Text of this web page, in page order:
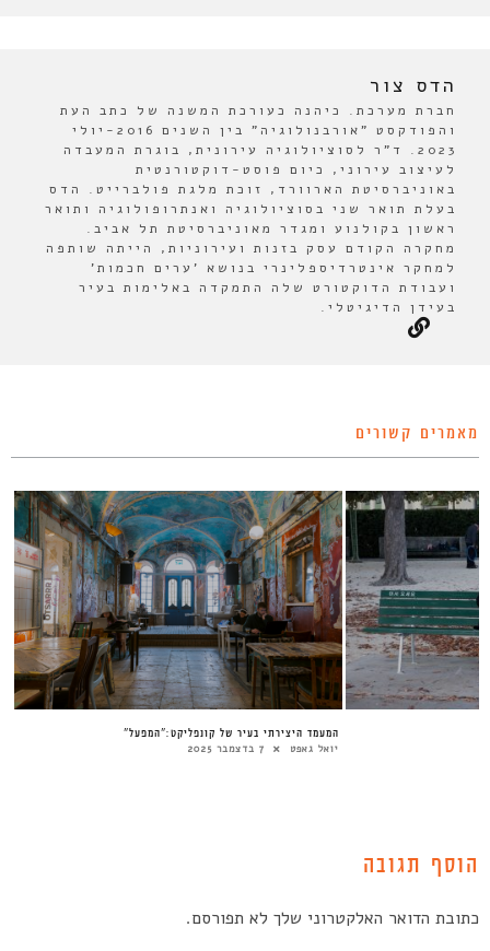
הדס צור
חברת מערכת. כיהנה כעורכת המשנה של כתב העת
והפודקסט "אורבנולוגיה" בין השנים 2016-יולי
2023. ד"ר לסוציולוגיה עירונית, בוגרת המעבדה
לעיצוב עירוני, כיום פוסט-דוקטורנטית
באוניברסיטת הארוורד, זוכת מלגת פולברייט. הדס
בעלת תואר שני בסוציולוגיה ואנתרופולוגיה ותואר
ראשון בקולנוע ומגדר מאוניברסיטת תל אביב.
מחקרה הקודם עסק בזנות ועירוניות, הייתה שותפה
למחקר אינטרדיספלינרי בנושא 'ערים חכמות'
ועבודת הדוקטורט שלה התמקדה באלימות בעיר
בעידן הדיגיטלי.
מאמרים קשורים
המעמד היצירתי בעיר של קונפליקט:”המפעל”
יואל גאפט 7 בדצמבר 2025
הוסף תגובה
כתובת הדואר האלקטרוני שלך לא תפורסם.